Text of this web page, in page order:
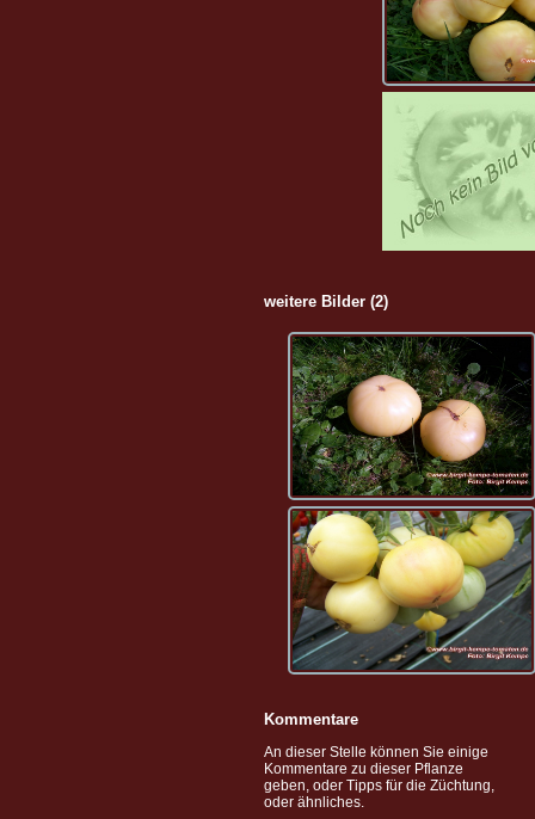
weitere Bilder (2)
Kommentare
An dieser Stelle können Sie einige
Kommentare zu dieser Pflanze
geben, oder Tipps für die Züchtung,
oder ähnliches.